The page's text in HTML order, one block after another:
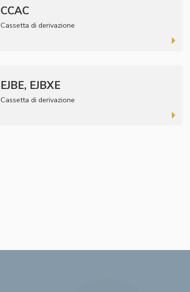
CCAC
Cassetta di derivazione
EJBE, EJBXE
Cassetta di derivazione